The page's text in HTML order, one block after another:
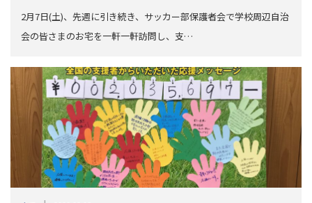
2月7日(土)、先週に引き続き、サッカー部保護者会で学校周辺自治
会の皆さまのお宅を一軒一軒訪問し、支…